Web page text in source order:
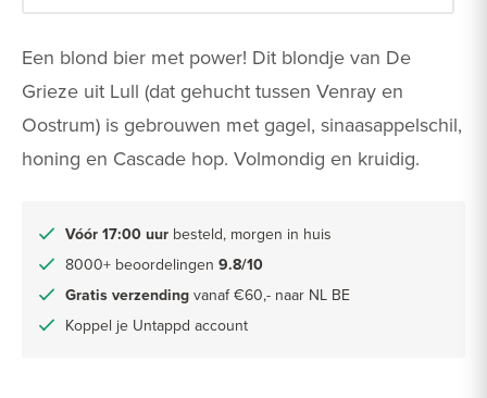
Een blond bier met power! Dit blondje van De
Grieze uit Lull (dat gehucht tussen Venray en
Oostrum) is gebrouwen met gagel, sinaasappelschil,
honing en Cascade hop. Volmondig en kruidig.
Vóór 17:00 uur besteld, morgen in huis
8000+ beoordelingen 9.8/10
Gratis verzending vanaf €60,- naar NL BE
Koppel je Untappd account